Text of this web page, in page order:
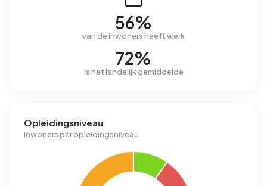
56%
van de inwoners heeft werk
72%
is het landelijk gemiddelde
Opleidingsniveau
Inwoners per opleidingsniveau